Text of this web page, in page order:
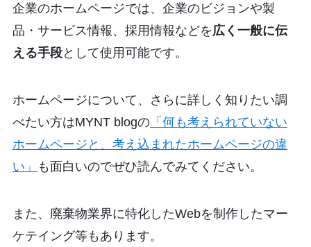
企業のホームページでは、企業のビジョンや製
品・サービス情報、採用情報などを 広く一般に伝
える手段として使用可能です。
ホームページについて、さらに詳しく知りたい調
べたい方はMYNT blogの「何も考えられていない
ホームページと、考え込まれたホームページの違
い」
も面白いのでぜひ読んでみてください。
また、廃棄物業界に特化したWebを制作したマー
ケテイング等もあります。